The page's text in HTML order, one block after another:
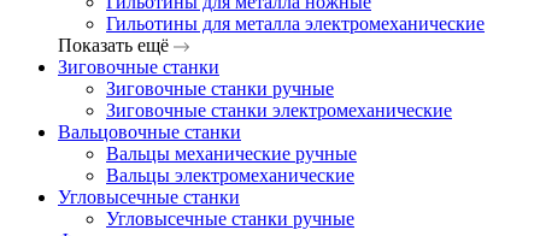
Гильотины для металла электромеханические
Показать ещё
Зиговочные станки
Зиговочные станки ручные
Зиговочные станки электромеханические
Вальцовочные станки
Вальцы механические ручные
Вальцы электромеханические
Угловысечные станки
Угловысечные станки ручные